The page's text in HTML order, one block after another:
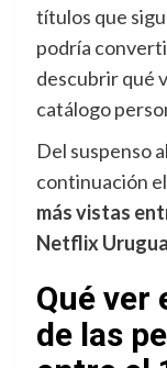
títulos que
podría
descubrir qué
catálogo
Del suspenso
continuación
más vistas
Netflix
Qué ver
de las